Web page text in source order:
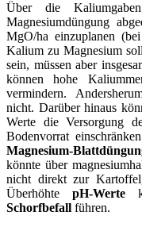
Über die
Magnesiumdüngung
MgO/ha einzuplanen
Kalium zu Magnesium
sein, müssen aber
können hohe
vermindern.
nicht. Darüber hinaus
Werte die Versorgung
Bodenvorrat
Magnesium-
könnte über
nicht direkt zur
Überhöhte pH-Werte
Schorfbefall führen.